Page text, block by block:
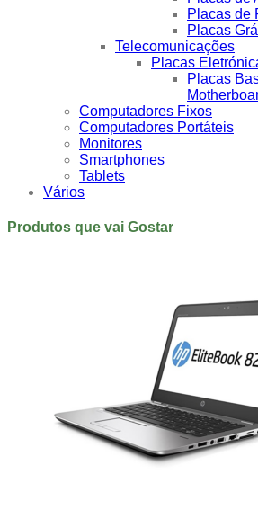
Placas de
Placas
Telecomunicações
Placas
Placas
Computadores Fixos
Computadores Portáteis
Monitores
Smartphones
Tablets
Vários
Produtos que vai Gostar